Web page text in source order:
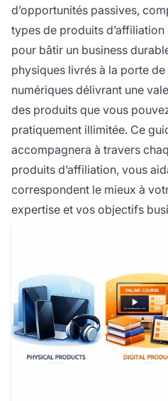
d’opportunités passives,
types de produits
pour bâtir un business
physiques livrés à la porte
numériques délivrant une
des produits que vous
pratiquement illimitée. Ce
accompagnera à travers
produits d’affiliation, vous
correspondent le mieux à
expertise et vos objectifs